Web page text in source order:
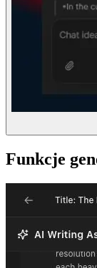
Funkcje